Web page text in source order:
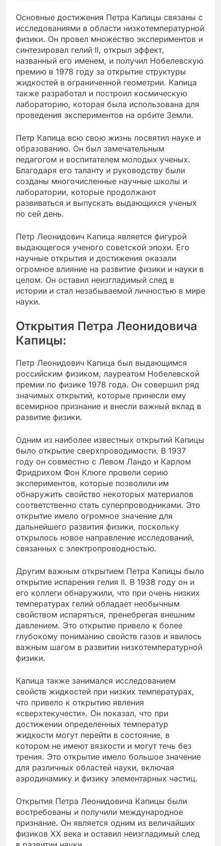
Основные достижения Петра Капицы связаны с
исследованиями в области низкотемпературной
физики. Он провел множество экспериментов и
синтезировал гелий II, открыл эффект,
названный его именем, и получил Нобелевскую
премию в 1978 году за открытие структуры
жидкостей в ограниченной геометрии. Капица
также разработал и построил космическую
лабораторию, которая была использована для
проведения экспериментов на орбите Земли.
Петр Капица всю свою жизнь посвятил науке и
образованию. Он был замечательным
педагогом и воспитателем молодых ученых.
Благодаря его таланту и руководству были
созданы многочисленные научные школы и
лаборатории, которые продолжают
развиваться и выпускать выдающихся ученых
по сей день.
Петр Леонидович Капица является фигурой
выдающегося ученого советской эпохи. Его
научные открытия и достижения оказали
огромное влияние на развитие физики и науки в
целом. Он оставил неизгладимый след в
истории и стал незабываемой личностью в мире
науки.
Открытия Петра Леонидовича
Капицы:
Петр Леонидович Капица был выдающимся
российским физиком, лауреатом Нобелевской
премии по физике 1978 года. Он совершил ряд
значимых открытий, которые принесли ему
всемирное признание и внесли важный вклад в
развитие физики.
Одним из наиболее известных открытий Капицы
было открытие сверхпроводимости. В 1937
году он совместно с Левом Ландо и Карлом
Фридрихом Фон Клюге провели серию
экспериментов, которые позволили им
обнаружить свойство некоторых материалов
соответственно стать суперпроводниками. Это
открытие имело огромное значение для
дальнейшего развития физики, поскольку
открылось новое направление исследований,
связанных с электропроводностью.
Другим важным открытием Петра Капицы было
открытие испарения гелия II. В 1938 году он и
его коллеги обнаружили, что при очень низких
температурах гелий обладает необычным
свойством испаряться, пренебрегая внешним
давлением. Это открытие привело к более
глубокому пониманию свойств газов и явилось
важным шагом в развитии низкотемпературной
физики.
Капица также занимался исследованием
свойств жидкостей при низких температурах,
что привело к открытию явления
«сверхтекучести». Он показал, что при
достижении определенных температур
жидкости могут перейти в состояние, в
котором не имеют вязкости и могут течь без
трения. Это открытие имело большое значение
для различных областей науки, включая
аэродинамику и физику элементарных частиц.
Открытия Петра Леонидовича Капицы были
востребованы и получили международное
признание. Он является одним из величайших
физиков ХХ века и оставил неизгладимый след